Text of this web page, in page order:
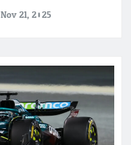
Nov 21, 2025